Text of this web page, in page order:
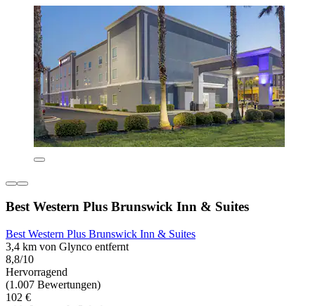
Best Western Plus Brunswick Inn & Suites
Best Western Plus Brunswick Inn & Suites
3,4 km von Glynco entfernt
8,8/10
Hervorragend
(1.007 Bewertungen)
102 €